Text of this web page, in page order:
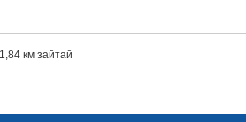
км зайтай